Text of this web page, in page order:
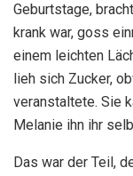
Geburtstage,
krank war, goss
einem leichten
lieh sich Zucker,
veranstaltete. Sie
Melanie ihn ihr
Das war der Teil,